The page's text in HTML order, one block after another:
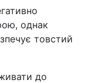
однак
товстий
до